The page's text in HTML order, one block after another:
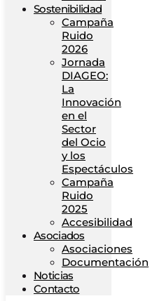
Sostenibilidad
Campaña
Ruido
2026
Jornada
DIAGEO:
La
Innovación
en el
Sector
del Ocio
y los
Espectáculos
Campaña
Ruido
2025
Accesibilidad
Asociados
Asociaciones
Documentación
Noticias
Contacto